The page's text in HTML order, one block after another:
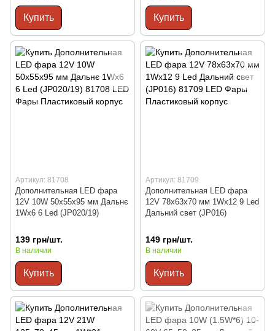
Купить Купить
Артикул: 81708
Дополнительная LED фара
12V 10W 50x55x95 мм Дальнє
1Wx6 6 Led (JP020/19)
139 грн/шт.
В наличии
Купить
Артикул: 81709
Дополнительная LED фара
12V 78x63x70 мм 1Wx12 9 Led
Дальний свет (JP016)
149 грн/шт.
В наличии
Купить